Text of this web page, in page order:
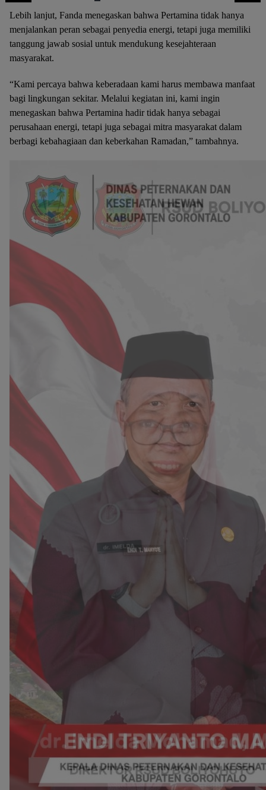
Lebih lanjut, Fanda menegaskan bahwa Pertamina tidak hanya
menjalankan peran sebagai penyedia energi, tetapi juga memiliki
tanggung jawab sosial untuk mendukung kesejahteraan
masyarakat.
“Kami percaya bahwa keberadaan kami harus membawa manfaat
bagi lingkungan sekitar. Melalui kegiatan ini, kami ingin
menegaskan bahwa Pertamina hadir tidak hanya sebagai
perusahaan energi, tetapi juga sebagai mitra masyarakat dalam
berbagi kebahagiaan dan keberkahan Ramadan,” tambahnya.